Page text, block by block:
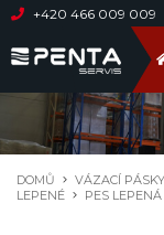
+420 466 009 009
DOMŮ VÁZACÍ PÁSKY
LEPENÉ
PES